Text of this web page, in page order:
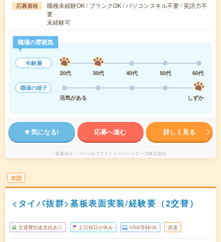
応募資格
職種未経験OK / ブランクOK / パソコンスキル不要 / 英語力不
要
未経験可
職場の雰囲気
年齢層
20代
30代 40代 50代
60代
職場の様子
活気がある
しずか
気になる! 応募へ進む 詳しく見る
派遣会社 パーソルファクトリーパートナーズ株式会社
未読
<タイパ抜群>基板表面実装/経験要（2交替）
交通費別途支給あり 土日祝日が休み WEB登録OK 派遣